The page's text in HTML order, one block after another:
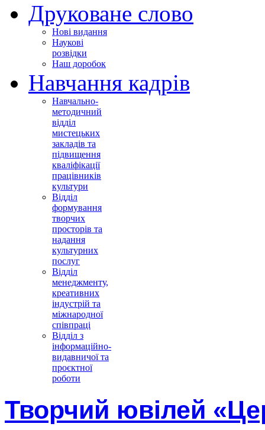
Друковане слово
Нові видання
Наукові
розвідки
Наш доробок
Навчання кадрів
Навчально-
методичний
відділ
мистецьких
закладів та
підвищення
кваліфікації
працівників
культури
Відділ
формування
творчих
просторів та
надання
культурних
послуг
Відділ
менеджменту,
креативних
індустрій та
міжнародної
співпраці
Відділ з
інформаційно-
видавничої та
проєктної
роботи
Творчий ювілей